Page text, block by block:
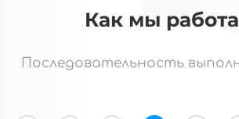
Как мы
Последовательность